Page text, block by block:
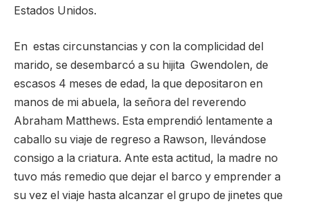
Estados Unidos.
En estas circunstancias y con la complicidad del
marido, se desembarcó a su hijita Gwendolen, de
escasos 4 meses de edad, la que depositaron en
manos de mi abuela, la señora del reverendo
Abraham Matthews. Esta emprendió lentamente a
caballo su viaje de regreso a Rawson, llevándose
consigo a la criatura. Ante esta actitud, la madre no
tuvo más remedio que dejar el barco y emprender a
su vez el viaje hasta alcanzar el grupo de jinetes que